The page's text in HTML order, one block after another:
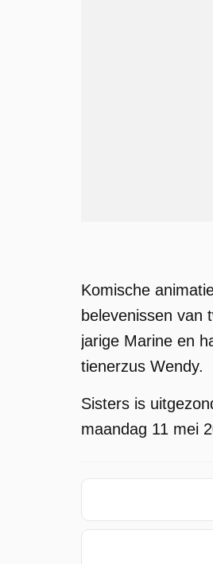
Komische
belevenissen van
jarige Marine en
tienerzus Wendy.
Sisters is
maandag 11 mei